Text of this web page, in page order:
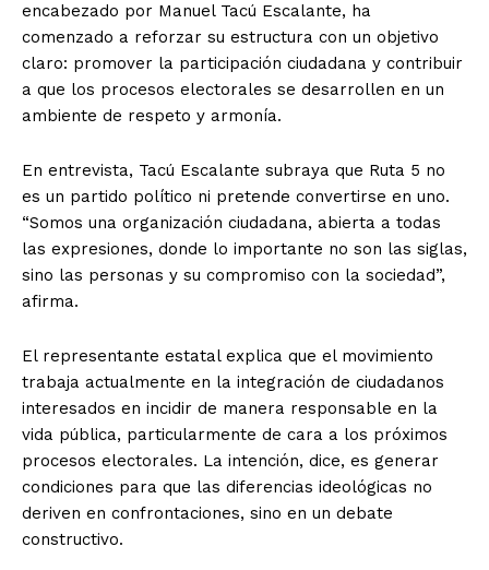
encabezado por Manuel Tacú Escalante, ha
comenzado a reforzar su estructura con un objetivo
claro: promover la participación ciudadana y contribuir
a que los procesos electorales se desarrollen en un
ambiente de respeto y armonía.
En entrevista, Tacú Escalante subraya que Ruta 5 no
es un partido político ni pretende convertirse en uno.
“Somos una organización ciudadana, abierta a todas
las expresiones, donde lo importante no son las siglas,
sino las personas y su compromiso con la sociedad”,
afirma.
El representante estatal explica que el movimiento
trabaja actualmente en la integración de ciudadanos
interesados en incidir de manera responsable en la
vida pública, particularmente de cara a los próximos
procesos electorales. La intención, dice, es generar
condiciones para que las diferencias ideológicas no
deriven en confrontaciones, sino en un debate
constructivo.